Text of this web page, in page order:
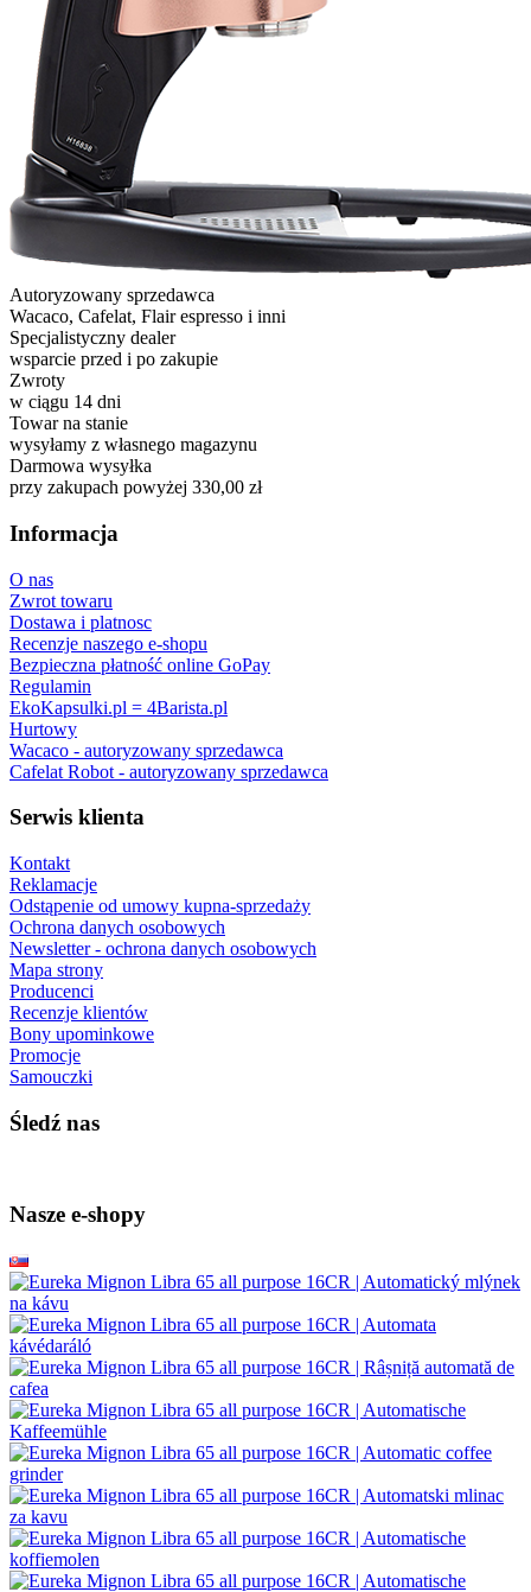
Autoryzowany sprzedawca
Wacaco, Cafelat, Flair espresso i inni
Specjalistyczny dealer
wsparcie przed i po zakupie
Zwroty
w ciągu 14 dni
Towar na stanie
wysyłamy z własnego magazynu
Darmowa wysyłka
przy zakupach powyżej 330,00 zł
Informacja
O nas
Zwrot towaru
Dostawa i platnosc
Recenzje naszego e-shopu
Bezpieczna płatność online GoPay
Regulamin
EkoKapsulki.pl = 4Barista.pl
Hurtowy
Wacaco - autoryzowany sprzedawca
Cafelat Robot - autoryzowany sprzedawca
Serwis klienta
Kontakt
Reklamacje
Odstąpenie od umowy kupna-sprzedaży
Ochrona danych osobowych
Newsletter - ochrona danych osobowych
Mapa strony
Producenci
Recenzje klientów
Bony upominkowe
Promocje
Samouczki
Śledź nas
Nasze e-shopy